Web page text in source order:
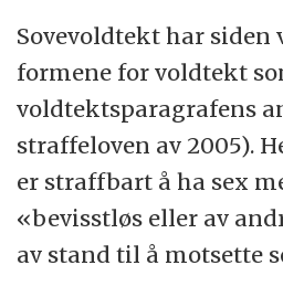
Sovevoldtekt har siden
formene for voldtekt
voldtektsparagrafens
straffeloven av 2005).
er straffbart å ha sex
«bevisstløs eller av
av stand til å motsette